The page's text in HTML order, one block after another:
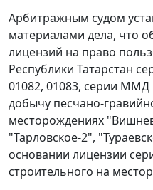
Арбитражным судом
материалами дела, что
лицензий на право
Республики Татарстан
01082, 01083, серии ММД
добычу песчано-
месторождениях
"Тарловское-2",
основании лицензии
строительного на